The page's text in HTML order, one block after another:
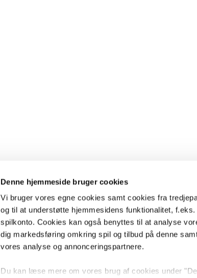
Denne hjemmeside bruger cookies
Vi bruger vores egne cookies samt cookies fra
og til at understøtte hjemmesidens funktionalitet,
spilkonto. Cookies kan også benyttes til at analyse
dig markedsføring omkring spil og tilbud på denne
vores analyse og annonceringspartnere.
Du kan læse mere om vores brug af cookies under